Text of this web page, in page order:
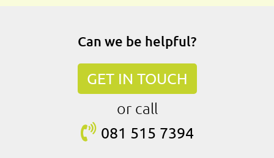
Can we be helpful?
GET IN TOUCH
or call
081 515 7394